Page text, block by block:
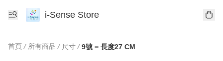
i-Sense Store
首頁 / 所有商品 / 尺寸 / 9號 = 長度27 CM